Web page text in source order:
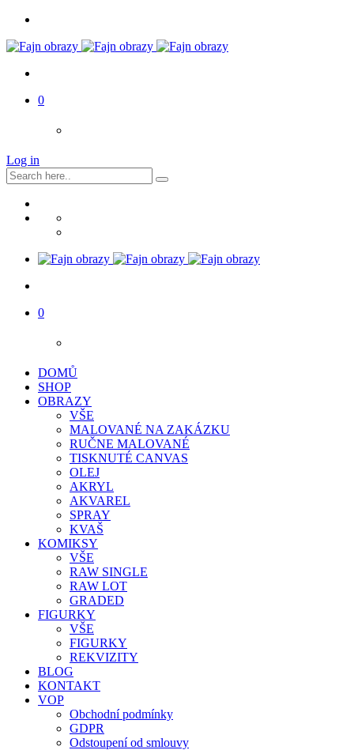
0
Log in
0
DOMŮ
SHOP
OBRAZY
VŠE
MALOVANÉ NA ZAKÁZKU
RUČNE MALOVANÉ
TISKNUTÉ CANVAS
OLEJ
AKRYL
AKVAREL
SPRAY
KVAŠ
KOMIKSY
VŠE
RAW SINGLE
RAW LOT
GRADED
FIGURKY
VŠE
FIGURKY
REKVIZITY
BLOG
KONTAKT
VOP
Obchodní podmínky
GDPR
Odstoupení od smlouvy